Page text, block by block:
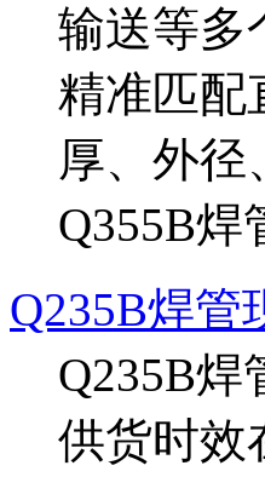
输送等多
精准匹配
厚、外径
Q355B
Q235B焊管
Q235B
供货时效